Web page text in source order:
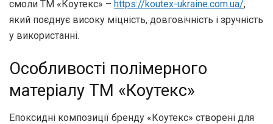
смоли ТМ «Коутекс» – https://koutex-ukraine.com.ua/,
який поєднує високу міцність, довговічність і зручність
у використанні.
Особливості полімерного
матеріалу ТМ «Коутекс»
Епоксидні композиції бренду «Коутекс» створені для